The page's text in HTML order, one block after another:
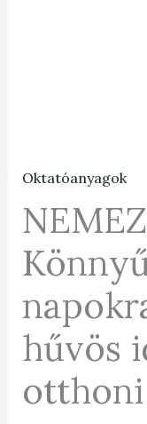
Oktatóanyagok
hűvös